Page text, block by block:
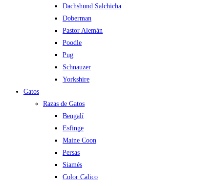
Dachshund Salchicha
Doberman
Pastor Alemán
Poodle
Pug
Schnauzer
Yorkshire
Gatos
Razas de Gatos
Bengalí
Esfinge
Maine Coon
Persas
Siamés
Color Calico